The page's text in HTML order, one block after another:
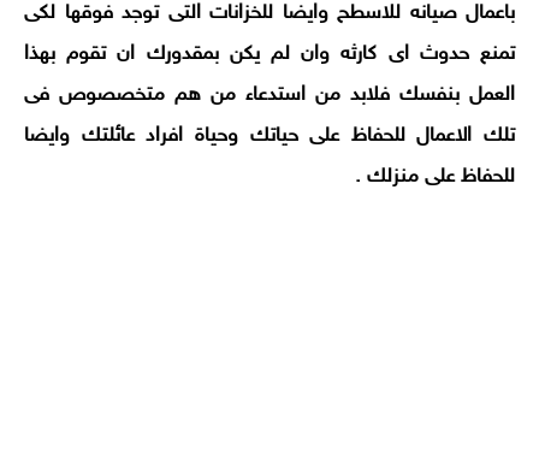
باعمال صيانه للاسطح وايضا للخزانات التى توجد فوقها لكى
تمنع حدوث اى كارثه وان لم يكن بمقدورك ان تقوم بهذا
العمل بنفسك فلابد من استدعاء من هم متخصصوص فى
تلك الاعمال للحفاظ على حياتك وحياة افراد عائلتك وايضا
للحفاظ على منزلك .